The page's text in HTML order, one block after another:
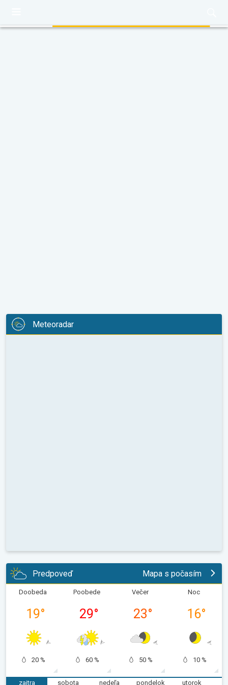
Meteoradar
Predpoveď Mapa s počasím
Doobeda
19°
20 %
Poobede
29°
60 %
Večer
23°
50 %
Noc
16°
10 %
zajtra
sobota
nedeľa
pondelok
utorok